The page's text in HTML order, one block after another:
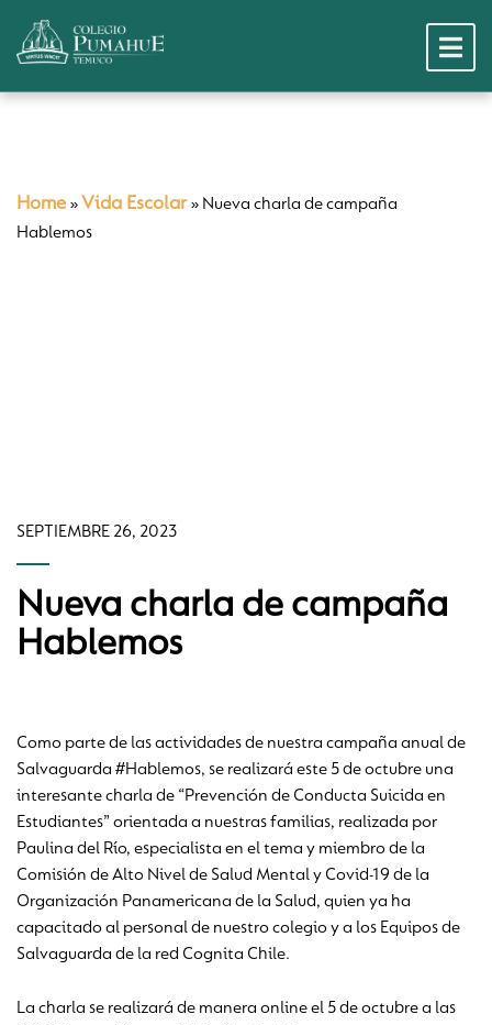
Home » Vida Escolar» Nueva charla de campaña
Hablemos
SEPTIEMBRE 26, 2023
Nueva charla de campaña
Hablemos
Como parte de las actividades de nuestra campaña anual de
Salvaguarda #Hablemos, se realizará este 5 de octubre una
interesante charla de “Prevención de Conducta Suicida en
Estudiantes” orientada a nuestras familias, realizada por
Paulina del Río, especialista en el tema y miembro de la
Comisión de Alto Nivel de Salud Mental y Covid-19 de la
Organización Panamericana de la Salud, quien ya ha
capacitado al personal de nuestro colegio y a los Equipos de
Salvaguarda de la red Cognita Chile.
La charla se realizará de manera online el 5 de octubre a las